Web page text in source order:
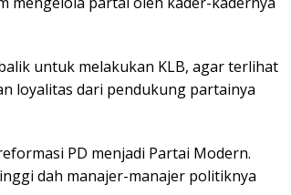
untuk melakukan KLB, agar terlihat
loyalitas dari pendukung partainya
PD menjadi Partai Modern.
dah manajer-manajer politiknya